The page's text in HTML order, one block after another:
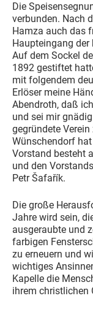
Die
verbunden. Nach
Hamza auch das
Haupteingang
Auf dem Sockel
1892 gestiftet
mit folgendem
Erlöser meine
Abendroth, daß
und sei mir
gegründete
Wünschendorf
Vorstand besteht
und den
Petr Šafařík.
Die große
Jahre wird sein,
ausgeraubte und
farbigen
zu erneuern und
wichtiges
Kapelle die
ihrem christlichen